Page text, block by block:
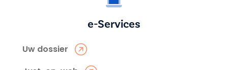
e-Services
Uw dossier